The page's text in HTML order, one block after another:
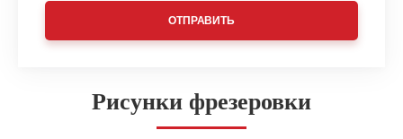
ОТПРАВИТЬ
Рисунки фрезеровки